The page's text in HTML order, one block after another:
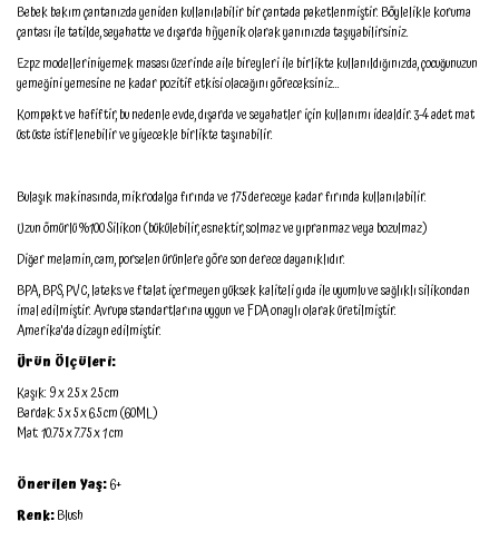
Bebek bakım çantanızda yeniden kullanılabilir bir çantada paketlenmiştir. Böylelikle koruma
çantası ile tatilde, seyahatte ve dışarda hijyenik olarak yanınızda taşıyabilirsiniz.
Ezpz modelleriniyemek masası üzerinde aile bireyleri ile birlikte kullanıldığınızda, çocuğunuzun
yemeğini yemesine ne kadar pozitif etkisi olacağını göreceksiniz...
Kompakt ve hafiftir, bu nedenle evde, dışarda ve seyahatler için kullanımı idealdir. 3-4 adet mat
üst üste istiflenebilir ve yiyecekle birlikte taşınabilir.
Bulaşık makinasında, mikrodalga fırında ve 175 dereceye kadar fırında kullanılabilir.
Uzun ömürlü %100 Silikon (bükülebilir, esnektir, solmaz ve yıpranmaz veya bozulmaz)
Diğer melamin, cam, porselen ürünlere göre son derece dayanıklıdır.
BPA, BPS, PVC, lateks ve ftalat içermeyen yüksek kaliteli gıda ile uyumlu ve sağlıklı silikondan
imal edilmiştir. Avrupa standartlarına uygun ve FDA onaylı olarak üretilmiştir.
Amerika'da dizayn edilmiştir.
Ürün Ölçüleri:
Kaşık: 9 x 2.5 x 2.5 cm
Bardak: 5 x 5 x 6.5 cm (60ML)
Mat: 10.75 x 7.75 x 1 cm
Önerilen Yaş:6+
Renk:Blush